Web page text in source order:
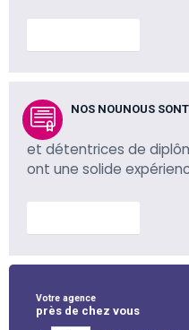
NOS NOUNOUS
et détentrices de
ont une solide
Votre agence
près de chez vous